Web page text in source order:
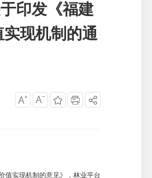
印发《福建
现机制的通
值实现机制的意见》，林业平台